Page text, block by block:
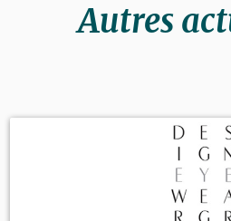
Autres